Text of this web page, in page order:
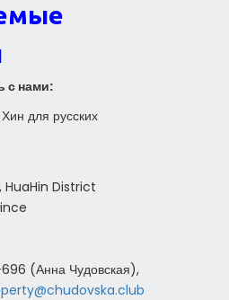
с нами:
для русских
HuaHin District
(Анна Чудовская),